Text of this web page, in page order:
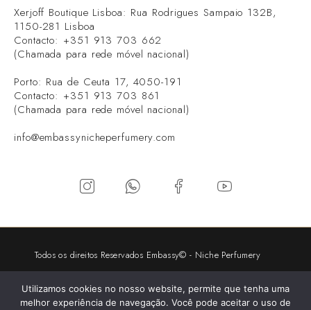
Xerjoff Boutique Lisboa: Rua Rodrigues Sampaio 132B,
1150-281 Lisboa
Contacto: +351 913 703 662
(Chamada para rede móvel nacional)
Porto: Rua de Ceuta 17, 4050-191
Contacto: +351 913 703 861
(Chamada para rede móvel nacional)
info@embassynicheperfumery.com
Todos os direitos Reservados Embassy© - Niche Perfumery
2026 - Desenvolvimento:V.P
Utilizamos cookies no nosso website, permite que tenha uma
melhor experiência de navegação. Você pode aceitar o uso de